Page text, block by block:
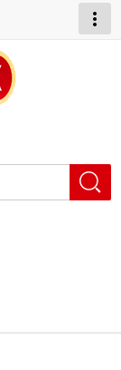
more_vert